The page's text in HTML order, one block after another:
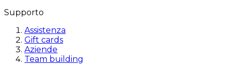
Supporto
Assistenza
Gift cards
Aziende
Team building